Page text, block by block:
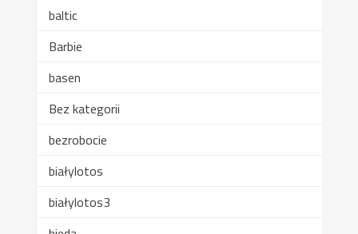
baltic
Barbie
basen
Bez kategorii
bezrobocie
białylotos
białylotos3